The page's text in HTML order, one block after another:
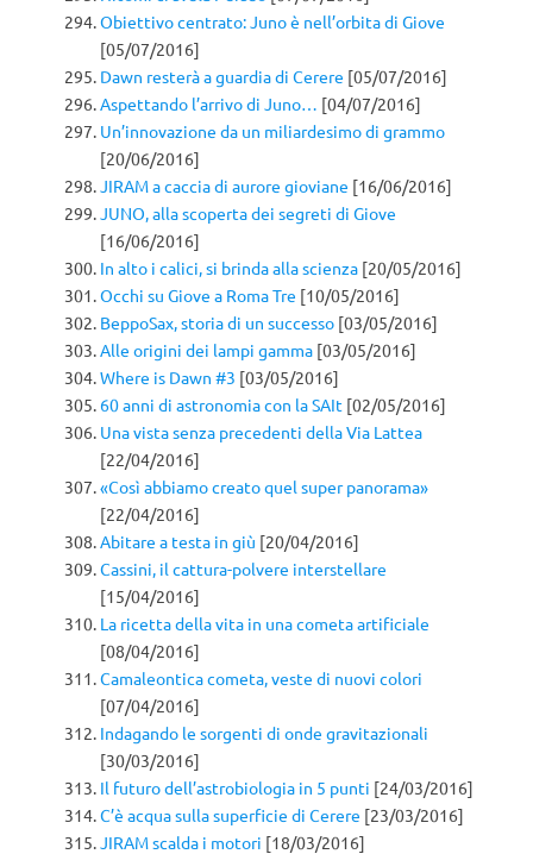
Obiettivo centrato: Juno è nell’orbita di Giove
[05/07/2016]
Dawn resterà a guardia di Cerere [05/07/2016]
Aspettando l’arrivo di Juno… [04/07/2016]
Un’innovazione da un miliardesimo di grammo
[20/06/2016]
JIRAM a caccia di aurore gioviane [16/06/2016]
JUNO, alla scoperta dei segreti di Giove
[16/06/2016]
In alto i calici, si brinda alla scienza [20/05/2016]
Occhi su Giove a Roma Tre [10/05/2016]
BeppoSax, storia di un successo [03/05/2016]
Alle origini dei lampi gamma [03/05/2016]
Where is Dawn #3 [03/05/2016]
60 anni di astronomia con la SAIt [02/05/2016]
Una vista senza precedenti della Via Lattea
[22/04/2016]
«Così abbiamo creato quel super panorama»
[22/04/2016]
Abitare a testa in giù [20/04/2016]
Cassini, il cattura-polvere interstellare
[15/04/2016]
La ricetta della vita in una cometa artificiale
[08/04/2016]
Camaleontica cometa, veste di nuovi colori
[07/04/2016]
Indagando le sorgenti di onde gravitazionali
[30/03/2016]
Il futuro dell’astrobiologia in 5 punti [24/03/2016]
C’è acqua sulla superficie di Cerere [23/03/2016]
JIRAM scalda i motori [18/03/2016]